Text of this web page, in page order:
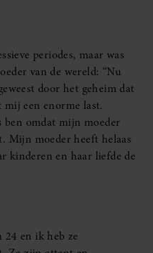
periodes, maar was
van de wereld: “Nu
door het geheim dat
een enorme last.
ben omdat mijn moeder
Mijn moeder heeft helaas
kinderen en haar liefde de
en ik heb ze